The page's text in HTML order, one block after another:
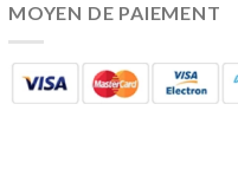
MOYEN DE PAIEMENT